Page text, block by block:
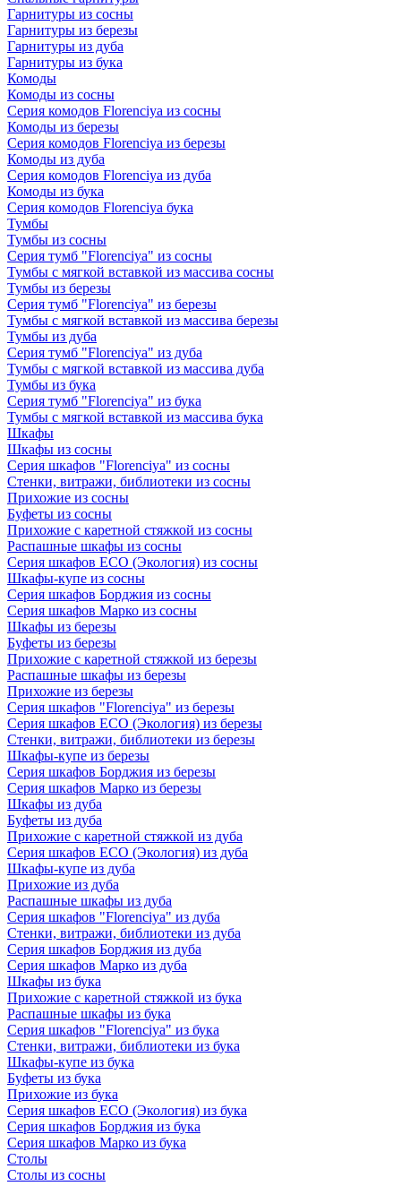
Гарнитуры из сосны
Гарнитуры из березы
Гарнитуры из дуба
Гарнитуры из бука
Комоды
Комоды из сосны
Серия комодов Florenciya из сосны
Комоды из березы
Серия комодов Florenciya из березы
Комоды из дуба
Серия комодов Florenciya из дуба
Комоды из бука
Серия комодов Florenciya бука
Тумбы
Тумбы из сосны
Серия тумб "Florenciya" из сосны
Тумбы с мягкой вставкой из массива сосны
Тумбы из березы
Серия тумб "Florenciya" из березы
Тумбы с мягкой вставкой из массива березы
Тумбы из дуба
Серия тумб "Florenciya" из дуба
Тумбы с мягкой вставкой из массива дуба
Тумбы из бука
Серия тумб "Florenciya" из бука
Тумбы с мягкой вставкой из массива бука
Шкафы
Шкафы из сосны
Серия шкафов "Florenciya" из сосны
Стенки, витражи, библиотеки из сосны
Прихожие из сосны
Буфеты из сосны
Прихожие с каретной стяжкой из сосны
Распашные шкафы из сосны
Серия шкафов ECO (Экология) из сосны
Шкафы-купе из сосны
Серия шкафов Борджия из сосны
Серия шкафов Марко из сосны
Шкафы из березы
Буфеты из березы
Прихожие с каретной стяжкой из березы
Распашные шкафы из березы
Прихожие из березы
Серия шкафов "Florenciya" из березы
Серия шкафов ECO (Экология) из березы
Стенки, витражи, библиотеки из березы
Шкафы-купе из березы
Серия шкафов Борджия из березы
Серия шкафов Марко из березы
Шкафы из дуба
Буфеты из дуба
Прихожие с каретной стяжкой из дуба
Серия шкафов ECO (Экология) из дуба
Шкафы-купе из дуба
Прихожие из дуба
Распашные шкафы из дуба
Серия шкафов "Florenciya" из дуба
Стенки, витражи, библиотеки из дуба
Серия шкафов Борджия из дуба
Серия шкафов Марко из дуба
Шкафы из бука
Прихожие с каретной стяжкой из бука
Распашные шкафы из бука
Серия шкафов "Florenciya" из бука
Стенки, витражи, библиотеки из бука
Шкафы-купе из бука
Буфеты из бука
Прихожие из бука
Серия шкафов ECO (Экология) из бука
Серия шкафов Борджия из бука
Серия шкафов Марко из бука
Столы
Столы из сосны